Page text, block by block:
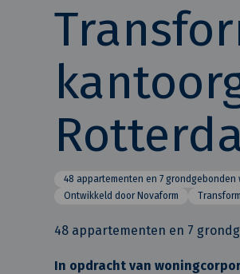
48 appartementen en 7 grondgebonden
Ontwikkeld door Novaform
48 appartementen en 7
In opdracht van